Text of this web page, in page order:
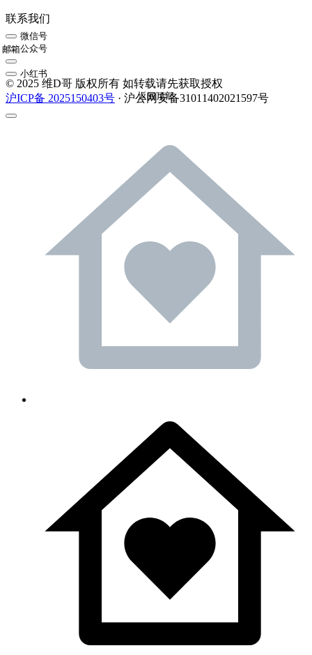
联系我们
微信号
公众号
邮箱
小红书
© 2025 维D哥 版权所有 如转载请先获取授权
沪ICP备 2025150403号 · 沪公网安备31011402021597号
返回顶部